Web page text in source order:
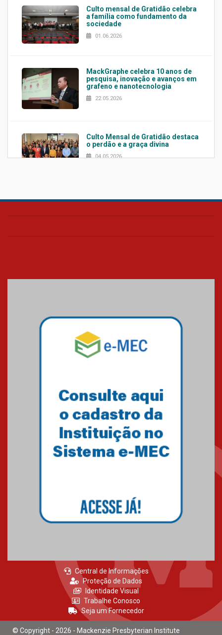
Culto mensal de Gratidão celebra
a família como fundamento da
sociedade
01.06.2026
MackGraphe celebra 10 anos de
pesquisa, inovação e avanços em
grafeno e nanotecnologia
22.05.2026
Culto Mensal de Gratidão destaca
o perdão e a graça divina
04.05.2026
Confira como foi o culto mensal
Mackenzie mobiliza campanha
solidária para apoiar famílias em
Minas Gerais
Primeiro culto do ano ressalta o
27.02.2026
Central de Informações
Proteção de Dados
Identidade Visual
Trabalhe Conosco
Seja um Fornecedor
© Copyright - 2026 - Mackenzie Presbyterian Institute